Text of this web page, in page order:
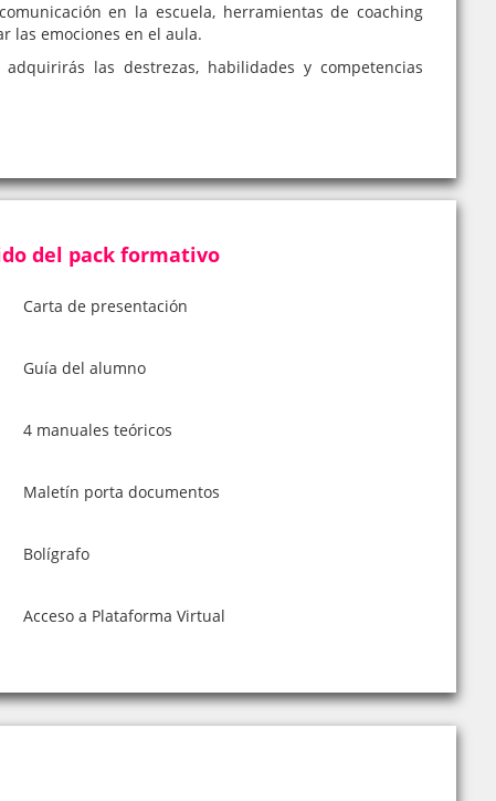
en la escuela, herramientas de coaching
las emociones en el aula.
las destrezas, habilidades y competencias
del pack formativo
Carta de presentación
Guía del alumno
4 manuales teóricos
Maletín porta documentos
Bolígrafo
Acceso a Plataforma Virtual